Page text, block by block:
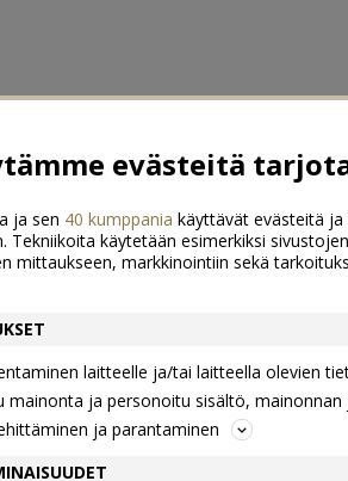
evästeitä
ja sen 40 kumppania käyttävät evästeitä
Tekniikoita käytetään esimerkiksi
mittaukseen, markkinointiin sekä
laitteelle ja/tai laitteella olevien
mainonta ja personoitu sisältö,
ja parantaminen